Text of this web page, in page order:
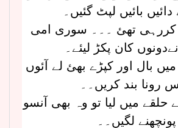
بائیں لپٹ گئیں۔
کررہی تھئ ۔۔۔ سوری امی
کان پکڑ لیئے۔
میں بال اور کپڑے بھئ لے آئوں
رونا بند کریں۔۔
حلقے میں لیا تو وہ بھی آنسو
پونچھنے لگیں۔۔